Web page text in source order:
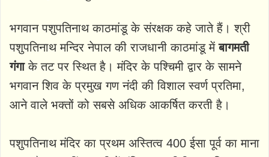
भगवान पशुपतिनाथ काठमांडू के संरक्षक कहे जाते हैं। श्री
पशुपतिनाथ मन्दिर नेपाल की राजधानी काठमांडू मेंबागमती
गंगाके तट पर स्थित है। मंदिर के पश्चिमी द्वार के सामने
भगवान शिव के प्रमुख गण नंदी की विशाल स्वर्ण प्रतिमा,
आने वाले भक्तों को सबसे अधिक आकर्षित करती है।
पशुपतिनाथ मंदिर का प्रथम अस्तित्व 400 ईसा पूर्व का माना